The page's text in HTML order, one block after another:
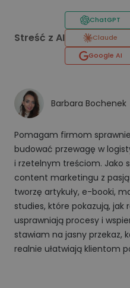
Streść z AI
ChatGPT
Claude
Google AI
Barbara Bochenek
Pomagam firmom
budować przewagę w
i rzetelnym treściom. Jako
content marketingu z
tworzę artykuły, e-booki,
studies, które pokazują, jak
usprawniają procesy i
stawiam na jasny przekaz,
realnie ułatwiają klientom